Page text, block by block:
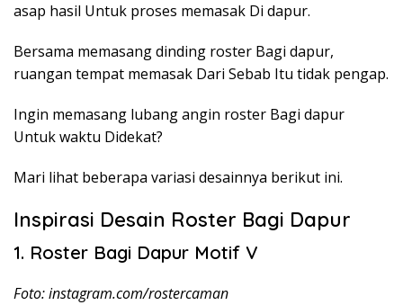
asap hasil Untuk proses memasak Di dapur.
Bersama memasang dinding roster Bagi dapur,
ruangan tempat memasak Dari Sebab Itu tidak pengap.
Ingin memasang lubang angin roster Bagi dapur
Untuk waktu Didekat?
Mari lihat beberapa variasi desainnya berikut ini.
Inspirasi Desain Roster Bagi Dapur
1. Roster Bagi Dapur Motif V
Foto: instagram.com/rostercaman